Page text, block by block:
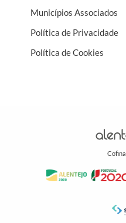
Municípios Associados
Política de Privacidade
Política de Cookies